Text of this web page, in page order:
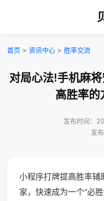
首页 > 资讯中心 > 胜率交流
对局心法!手机麻
高胜率
发布时间：
发
小程序打牌提高胜率辅
家，快速成为一个“必